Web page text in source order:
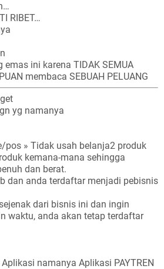
RIBET…
emas ini karena TIDAK SEMUA
membaca SEBUAH PELUANG
yg namanya
pos » Tidak usah belanja2 produk
kemana-mana sehingga
dan berat.
dan anda terdaftar menjadi pebisnis
dari bisnis ini dan ingin
waktu, anda akan tetap terdaftar
namanya Aplikasi PAYTREN